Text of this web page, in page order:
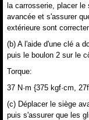
la carrosserie, placer le
avancée et s'assurer
extérieure sont
(b) A l'aide d'une clé a
puis le boulon 2 sur le
Torque:
37 N·m {375 kgf·cm,
(c) Déplacer le siège
puis s'assurer que les